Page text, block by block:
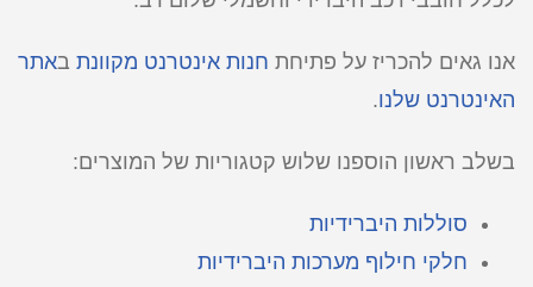
אנו גאים להכריז על פתיחת חנות אינטרנט מקוונת באתר
האינטרנט שלנו.
בשלב ראשון הוספנו שלוש קטגוריות של המוצרים:
סוללות היברידיות
חלקי חילוף מערכות היברידיות